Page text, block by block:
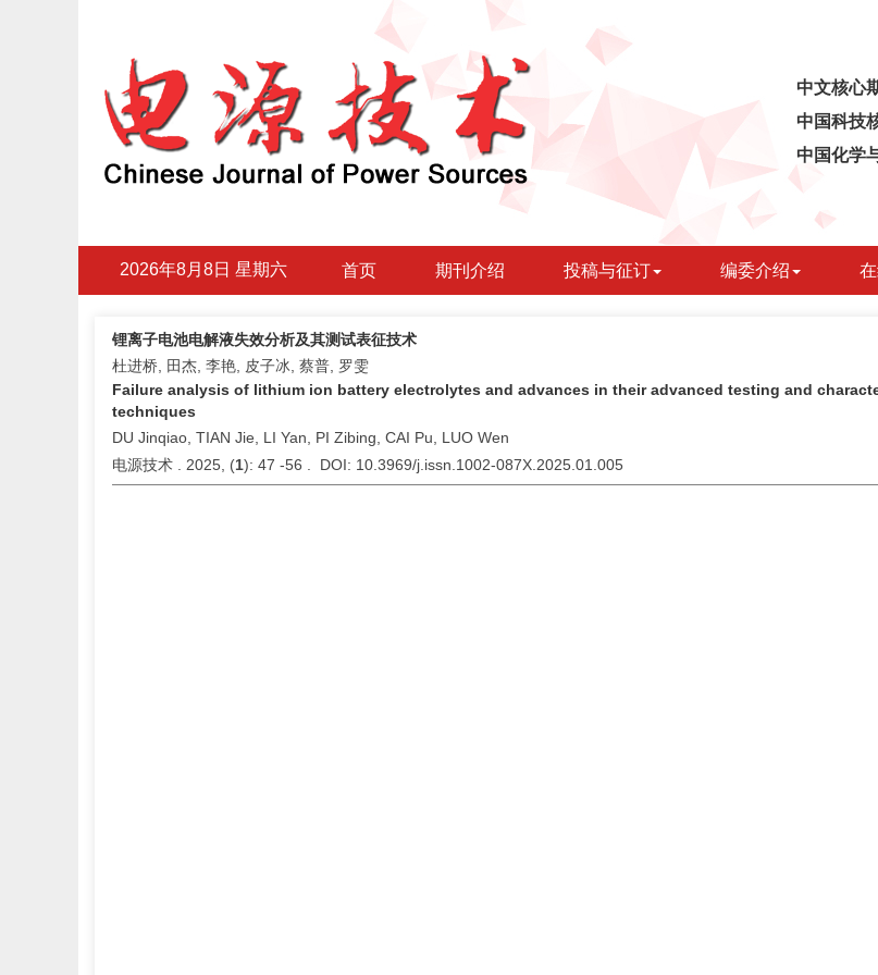
中文核心
中国科技
中国化学
2026年8月8日 星期六 首页 期刊介绍 投稿与征订 编委介绍
锂离子电池电解液失效分析及其测试表征技术
杜进桥, 田杰, 李艳, 皮子冰, 蔡普, 罗雯
Failure analysis of lithium ion battery electrolytes and advances in their advanced testing and
techniques
DU Jinqiao, TIAN Jie, LI Yan, PI Zibing, CAI Pu, LUO Wen
电源技术 . 2025, (1): 47 -56 . DOI: 10.3969/j.issn.1002-087X.2025.01.005